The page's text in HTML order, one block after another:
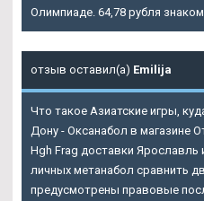
Олимпиаде. 64,78 рубля
отзыв оставил(а) Emilija
Что такое Азиатские игры,
Дону - Оксанабол в магазине
Hgh Frag доставки Ярославль
личных метанабол сравнить
предусмотрены правовые